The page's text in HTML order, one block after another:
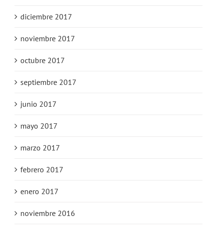
diciembre 2017
noviembre 2017
octubre 2017
septiembre 2017
junio 2017
mayo 2017
marzo 2017
febrero 2017
enero 2017
noviembre 2016